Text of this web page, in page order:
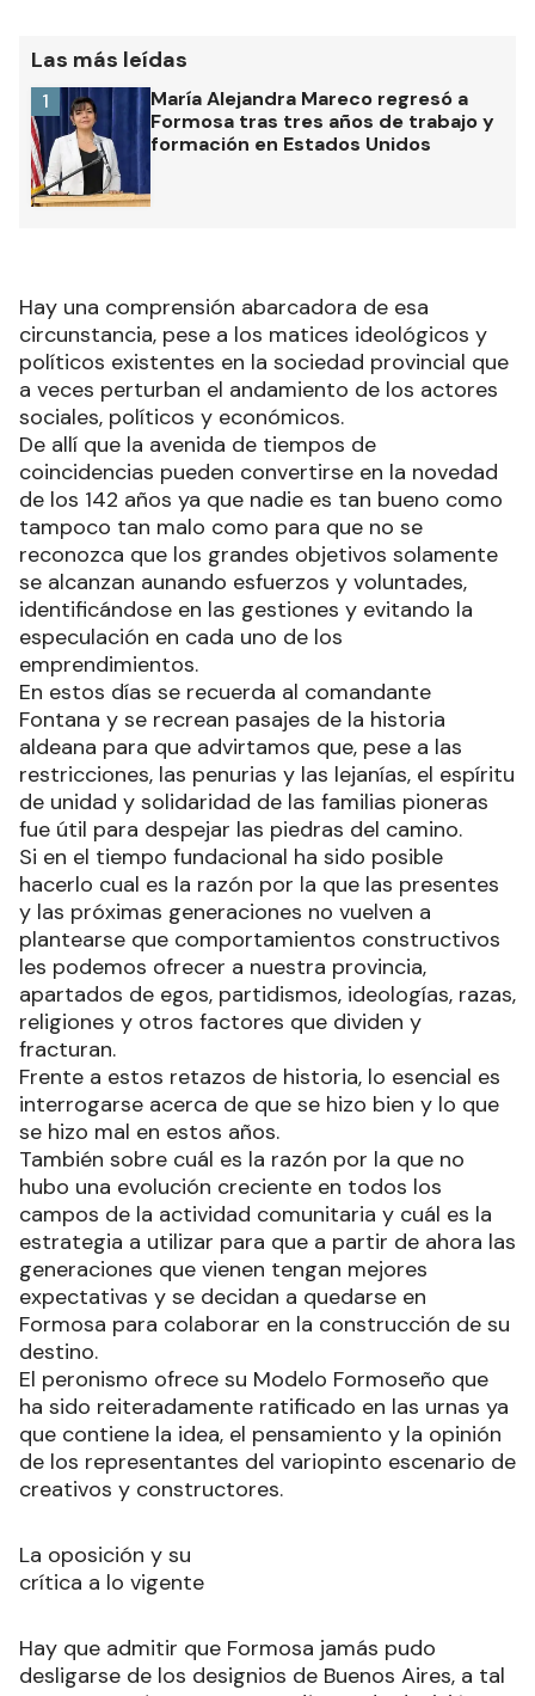
Las más leídas
María Alejandra Mareco regresó a
Formosa tras tres años de trabajo y
formación en Estados Unidos
1
Hay una comprensión abarcadora de esa
circunstancia, pese a los matices ideológicos y
políticos existentes en la sociedad provincial que
a veces perturban el andamiento de los actores
sociales, políticos y económicos.
De allí que la avenida de tiempos de
coincidencias pueden convertirse en la novedad
de los 142 años ya que nadie es tan bueno como
tampoco tan malo como para que no se
reconozca que los grandes objetivos solamente
se alcanzan aunando esfuerzos y voluntades,
identificándose en las gestiones y evitando la
especulación en cada uno de los
emprendimientos.
En estos días se recuerda al comandante
Fontana y se recrean pasajes de la historia
aldeana para que advirtamos que, pese a las
restricciones, las penurias y las lejanías, el espíritu
de unidad y solidaridad de las familias pioneras
fue útil para despejar las piedras del camino.
Si en el tiempo fundacional ha sido posible
hacerlo cual es la razón por la que las presentes
y las próximas generaciones no vuelven a
plantearse que comportamientos constructivos
les podemos ofrecer a nuestra provincia,
apartados de egos, partidismos, ideologías, razas,
religiones y otros factores que dividen y
fracturan.
Frente a estos retazos de historia, lo esencial es
interrogarse acerca de que se hizo bien y lo que
se hizo mal en estos años.
También sobre cuál es la razón por la que no
hubo una evolución creciente en todos los
campos de la actividad comunitaria y cuál es la
estrategia a utilizar para que a partir de ahora las
generaciones que vienen tengan mejores
expectativas y se decidan a quedarse en
Formosa para colaborar en la construcción de su
destino.
El peronismo ofrece su Modelo Formoseño que
ha sido reiteradamente ratificado en las urnas ya
que contiene la idea, el pensamiento y la opinión
de los representantes del variopinto escenario de
creativos y constructores.
La oposición y su
crítica a lo vigente
Hay que admitir que Formosa jamás pudo
desligarse de los designios de Buenos Aires, a tal